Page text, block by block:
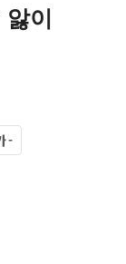
이
자 작게